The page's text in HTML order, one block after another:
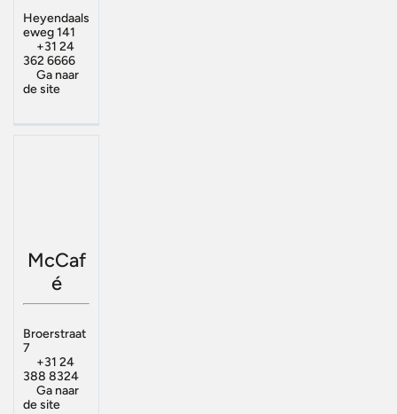
Heyendaals
eweg 141
+31 24
362 6666
Ga naar
de site
McCaf
é
Broerstraat
7
+31 24
388 8324
Ga naar
de site